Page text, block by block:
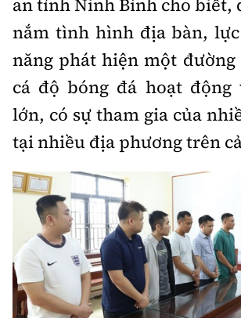
Đường sắt tốc độ cao
Đường thủy
Hàng hải
Nhà thầu
Mời thầu - Đấu thầu
Thi viết về GTVT
Bảo hiểm
Doanh nghiệp
Điều tra
Pháp đình
Hỏi - Đáp
ATGT địa phương
Văn hóa giao thông
Lái xe an toàn
Chung tay vì ATGT
Gương sáng giao thông
Giáo dục
Y tế
Đời sống
Lao động - Công đoàn
Văn hóa - Giải Trí
Văn hóa
Showbiz
Điện ảnh
Âm nhạc
Thể thao
Bóng đá
Hậu trường sao
360 độ thể thao
Công nghệ
Công nghệ mới
Sản phẩm mới
Tư vấn
Thế giới
Thời sự Quốc tế
Hồ sơ tài liệu
Thế giới giao thông
Đi ++
Du lịch
Khám phá
Video
Thời sự
an tỉnh Ninh Bình cho biết,
nắm tình hình địa bàn,
năng phát hiện một
cá độ bóng đá hoạt
lớn, có sự tham gia của
tại nhiều địa phương trên